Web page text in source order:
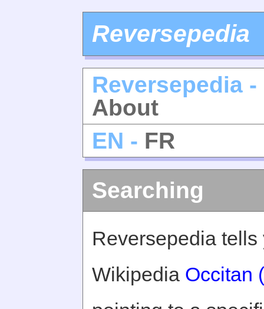
Reversepedia
Reversepedia -
About
EN - FR
Searching
Reversepedia
Wikipedia Occitan